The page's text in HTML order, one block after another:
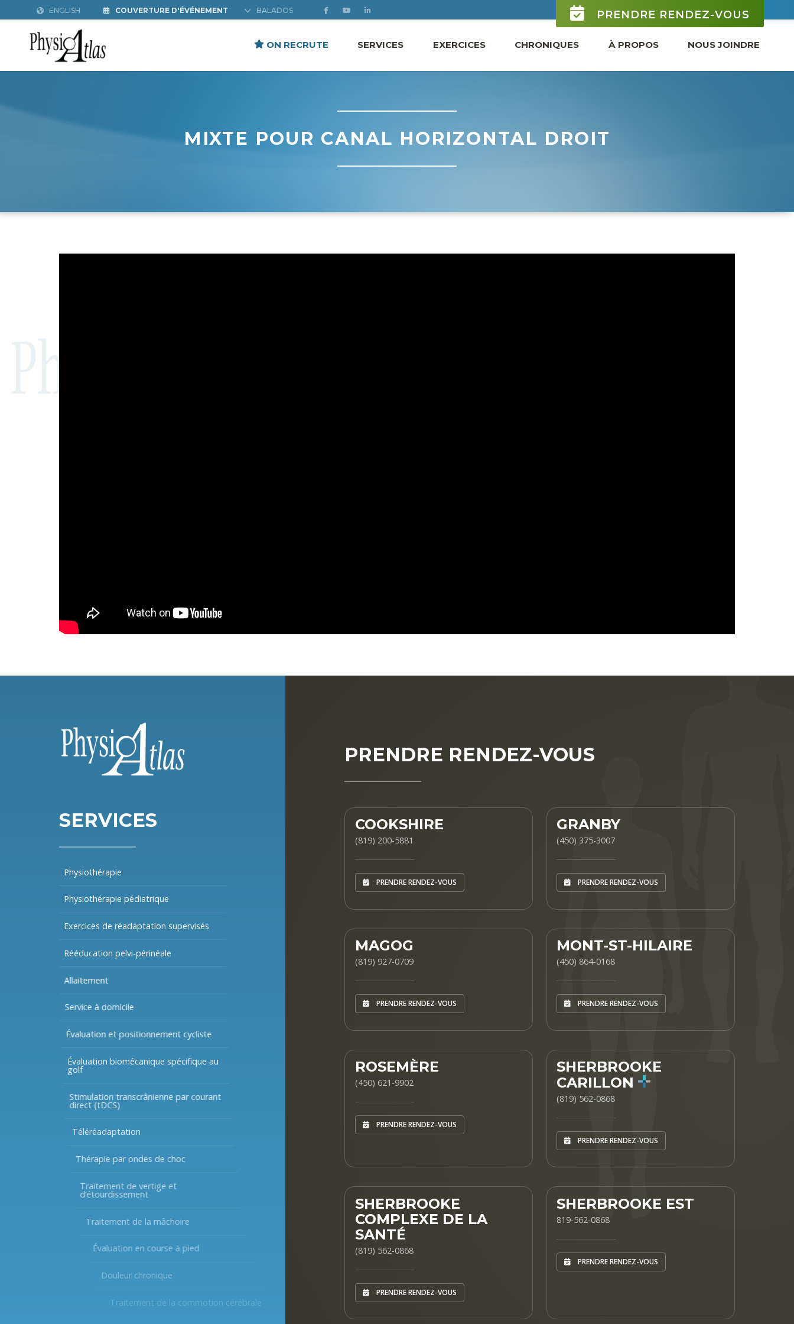
PRENDRE RENDEZ-VOUS
ENGLISH COUVERTURE D'ÉVÉNEMENT BALADOS
ON RECRUTE SERVICES EXERCICES CHRONIQUES À PROPOS NOUS JOINDRE
MIXTE POUR CANAL HORIZONTAL DROIT
SERVICES
Physiothérapie
Physiothérapie pédiatrique
Exercices de réadaptation supervisés
Rééducation pelvi-périnéale
Allaitement
Service à domicile
Évaluation et positionnement cycliste
Évaluation biomécanique spécifique au
golf
Stimulation transcrânienne par courant
direct (tDCS)
Téléréadaptation
Thérapie par ondes de choc
Traitement de vertige et
d’étourdissement
Traitement de la mâchoire
Évaluation en course à pied
Douleur chronique
Traitement de la commotion cérébrale
PRENDRE RENDEZ-VOUS
COOKSHIRE
(819) 200-5881
PRENDRE RENDEZ-VOUS
GRANBY
(450) 375-3007
PRENDRE RENDEZ-VOUS
MAGOG
(819) 927-0709
PRENDRE RENDEZ-VOUS
MONT-ST-HILAIRE
(450) 864-0168
PRENDRE RENDEZ-VOUS
ROSEMÈRE
(450) 621-9902
PRENDRE RENDEZ-VOUS
SHERBROOKE
CARILLON
(819) 562-0868
PRENDRE RENDEZ-VOUS
SHERBROOKE
COMPLEXE DE LA
SANTÉ
(819) 562-0868
PRENDRE RENDEZ-VOUS
SHERBROOKE EST
819-562-0868
PRENDRE RENDEZ-VOUS